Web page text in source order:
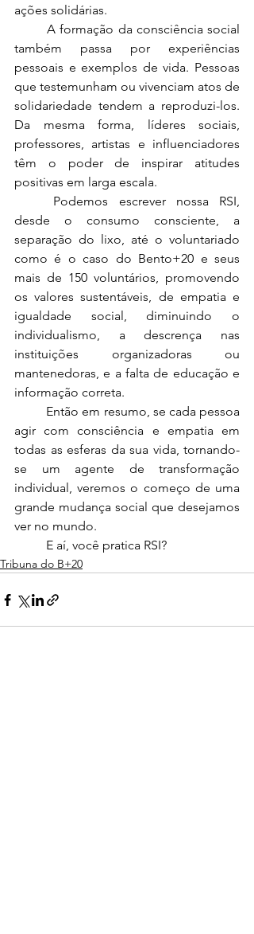
ações solidárias.
	A formação da consciência social
também passa por experiências
pessoais e exemplos de vida. Pessoas
que testemunham ou vivenciam atos de
solidariedade tendem a reproduzi-los.
Da mesma forma, líderes sociais,
professores, artistas e influenciadores
têm o poder de inspirar atitudes
positivas em larga escala.
desde o consumo consciente, a
separação do lixo, até o voluntariado
como é o caso do Bento+20 e seus
mais de 150 voluntários, promovendo
os valores sustentáveis, de empatia e
igualdade social, diminuindo o
individualismo, a descrença nas
instituições organizadoras ou
mantenedoras, e a falta de educação e
informação correta.
agir com consciência e empatia em
todas as esferas da sua vida, tornando-
se um agente de transformação
individual, veremos o começo de uma
grande mudança social que desejamos
ver no mundo.
	E aí, você pratica RSI?
Tribuna do B+20